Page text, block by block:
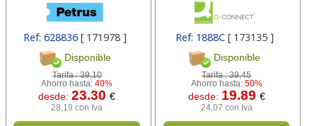
Ref: 628836[ 171978 ]
Disponible
Tarifa :39,10
Ahorro hasta:40%
desde:23.30€
28,19 con Iva
Ref: 1888C [ 173135 ]
Disponible
Tarifa :39,45
Ahorro hasta: 50%
desde: 19.89 €
24,07 con Iva